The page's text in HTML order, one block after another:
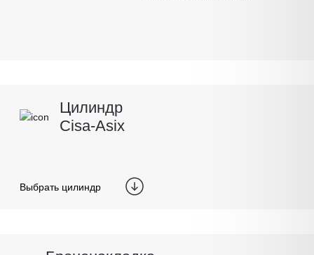
Цилиндр
Cisa-Asix
Выбрать цилиндр